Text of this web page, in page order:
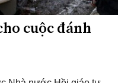
cuộc đánh